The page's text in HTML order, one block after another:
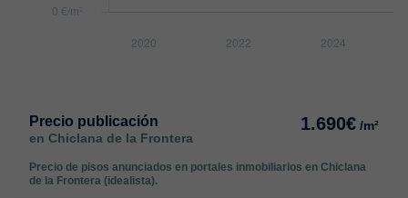
Precio publicación
en Chiclana de la Frontera
1.690€ /m²
Precio de pisos anunciados en portales inmobiliarios en Chiclana
de la Frontera (idealista).